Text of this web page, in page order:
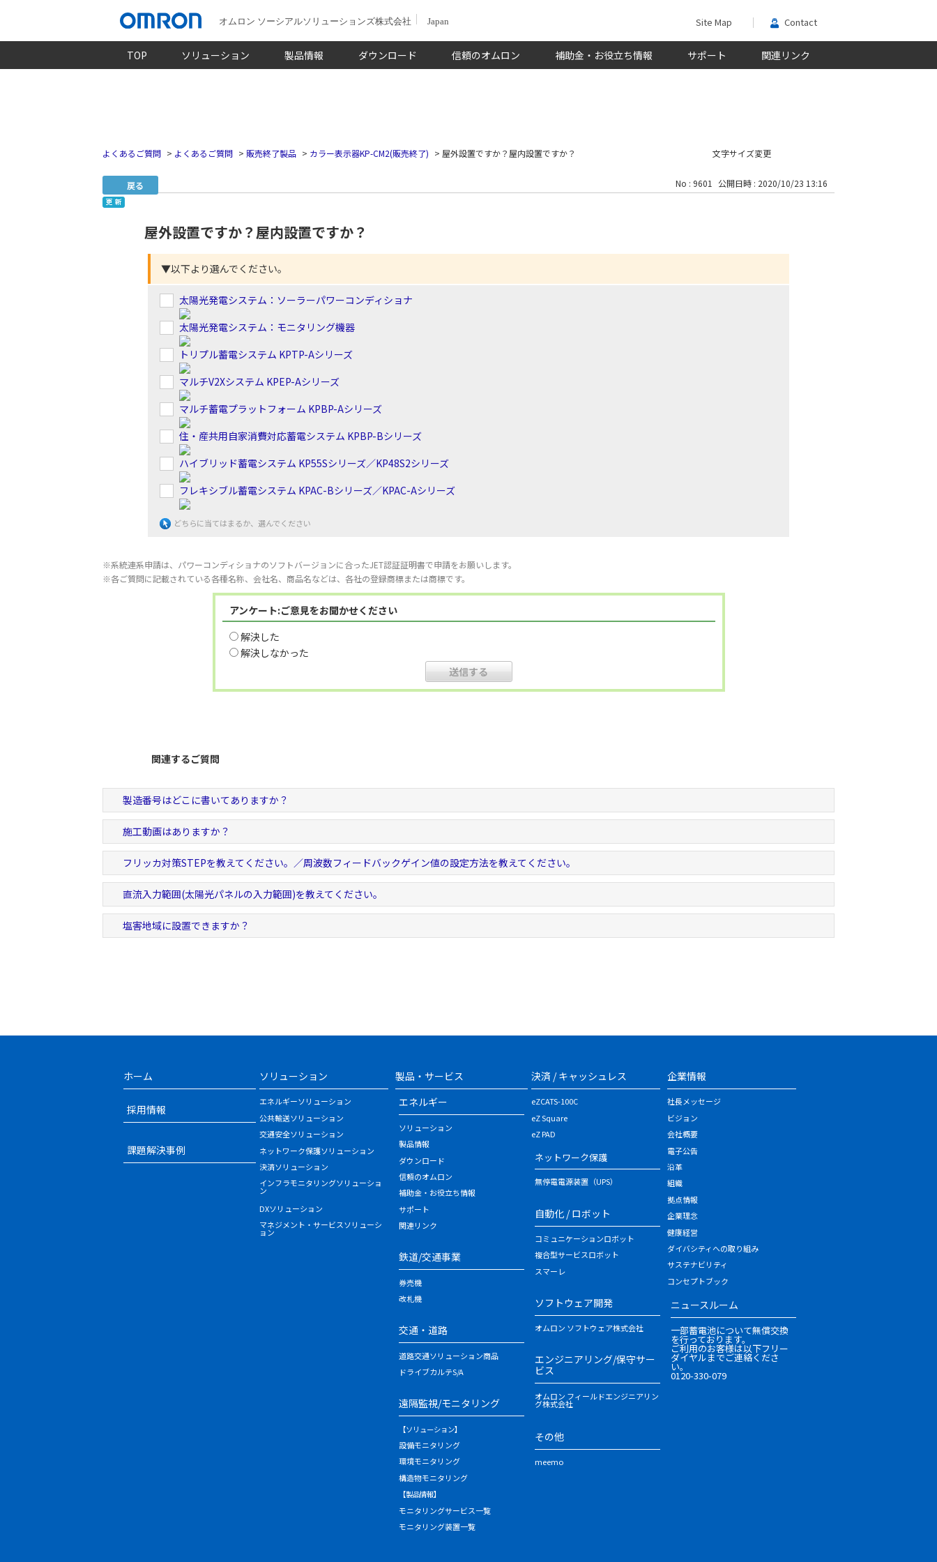
オムロン ソーシアルソリューションズ株式会社 Japan Site Map Contact
TOP ソリューション 製品情報 ダウンロード 信頼のオムロン 補助金・お役立ち情報 サポート 関連リンク
文字サイズ変更
よくあるご質問 > よくあるご質問 > 販売終了製品 > カラー表示器KP-CM2(販売終了) > 屋外設置ですか？屋内設置ですか？
戻る No : 9601 公開日時 : 2020/10/23 13:16
屋外設置ですか？屋内設置ですか？
▼以下より選んでください。
太陽光発電システム：ソーラーパワーコンディショナ
太陽光発電システム：モニタリング機器
トリプル蓄電システム KPTP-Aシリーズ
マルチV2Xシステム KPEP-Aシリーズ
マルチ蓄電プラットフォーム KPBP-Aシリーズ
住・産共用自家消費対応蓄電システム KPBP-Bシリーズ
ハイブリッド蓄電システム KP55Sシリーズ／KP48S2シリーズ
フレキシブル蓄電システム KPAC-Bシリーズ／KPAC-Aシリーズ
どちらに当てはまるか、選んでください
※系統連系申請は、パワーコンディショナのソフトバージョンに合ったJET認証証明書で申請をお願いします。
※各ご質問に記載されている各種名称、会社名、商品名などは、各社の登録商標または商標です。
アンケート:ご意見をお聞かせください
解決した
解決しなかった
関連するご質問
製造番号はどこに書いてありますか？
施工動画はありますか？
フリッカ対策STEPを教えてください。／周波数フィードバックゲイン値の設定方法を教えてください。
直流入力範囲(太陽光パネルの入力範囲)を教えてください。
塩害地域に設置できますか？
ホーム
採用情報
課題解決事例
ソリューション
エネルギーソリューション
公共輸送ソリューション
交通安全ソリューション
ネットワーク保護ソリューション
決済ソリューション
インフラモニタリングソリューショ
ン
DXソリューション
マネジメント・サービスソリューシ
ョン
製品・サービス
エネルギー
ソリューション
製品情報
ダウンロード
信頼のオムロン
補助金・お役立ち情報
サポート
関連リンク
鉄道/交通事業
券売機
改札機
交通・道路
道路交通ソリューション商品
ドライブカルテS/A
遠隔監視/モニタリング
【ソリューション】
設備モニタリング
環境モニタリング
構造物モニタリング
【製品情報】
モニタリングサービス一覧
モニタリング装置一覧
決済 / キャッシュレス
eZCATS-100C
eZ Square
eZ PAD
ネットワーク保護
無停電電源装置（UPS）
自動化 / ロボット
コミュニケーションロボット
複合型サービスロボット
スマーレ
ソフトウェア開発
オムロン ソフトウェア株式会社
エンジニアリング/保守サー
ビス
オムロン フィールドエンジニアリン
グ株式会社
その他
meemo
企業情報
社長メッセージ
ビジョン
会社概要
電子公告
沿革
組織
拠点情報
企業理念
健康経営
ダイバシティへの取り組み
サステナビリティ
コンセプトブック
ニュースルーム
一部蓄電池について無償交換
を行っております。
ご利用のお客様は以下フリー
ダイヤルまでご連絡くださ
い。
0120-330-079